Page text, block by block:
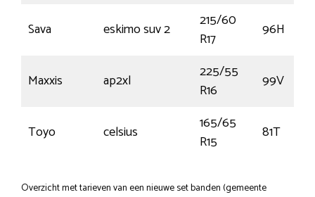
Sava eskimo suv 2
215/60
R17
96H
Maxxis ap2xl
225/55
R16
99V
Toyo celsius
165/65
R15
81T
Overzicht met tarieven van een nieuwe set banden (gemeente